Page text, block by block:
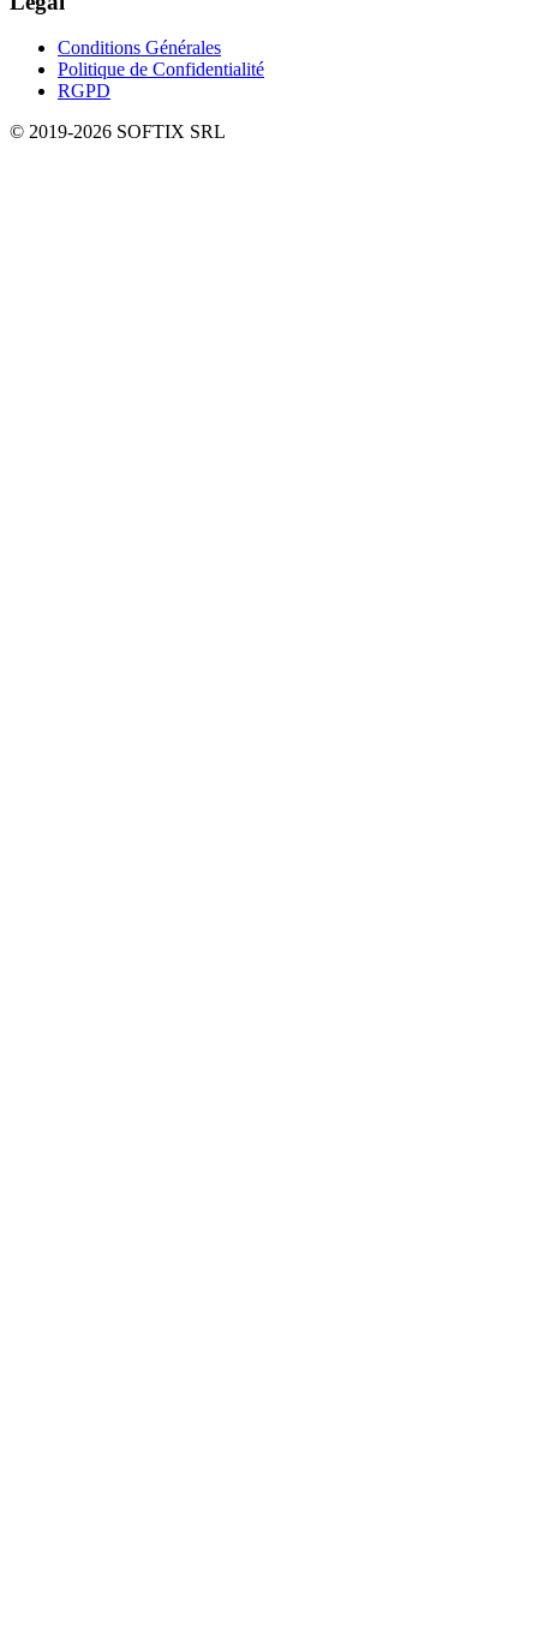
Conditions Générales
Politique de Confidentialité
RGPD
© 2019-2026 SOFTIX SRL